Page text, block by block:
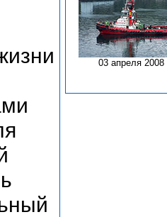
03 апреля 2008